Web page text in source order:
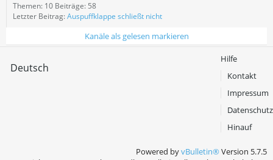
Themen: 10 Beiträge: 58
Letzter Beitrag:Auspuffklappe schließt nicht
Kanäle als gelesen markieren
Deutsch
Hilfe
Kontakt
Impressum
Datenschutz
Hinauf
Powered byvBulletin®Version 5.7.5